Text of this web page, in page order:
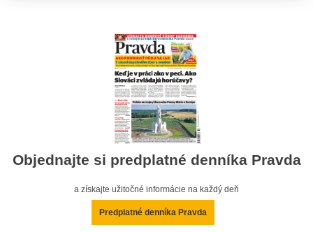
Objednajte si predplatné denníka Pravda
a získajte užitočné informácie na každý deň
Predplatné denníka Pravda